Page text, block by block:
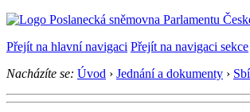
Přejít na hlavní navigaci Přejít na navigaci sekce
Nacházíte se: Úvod › Jednání a dokumenty ›